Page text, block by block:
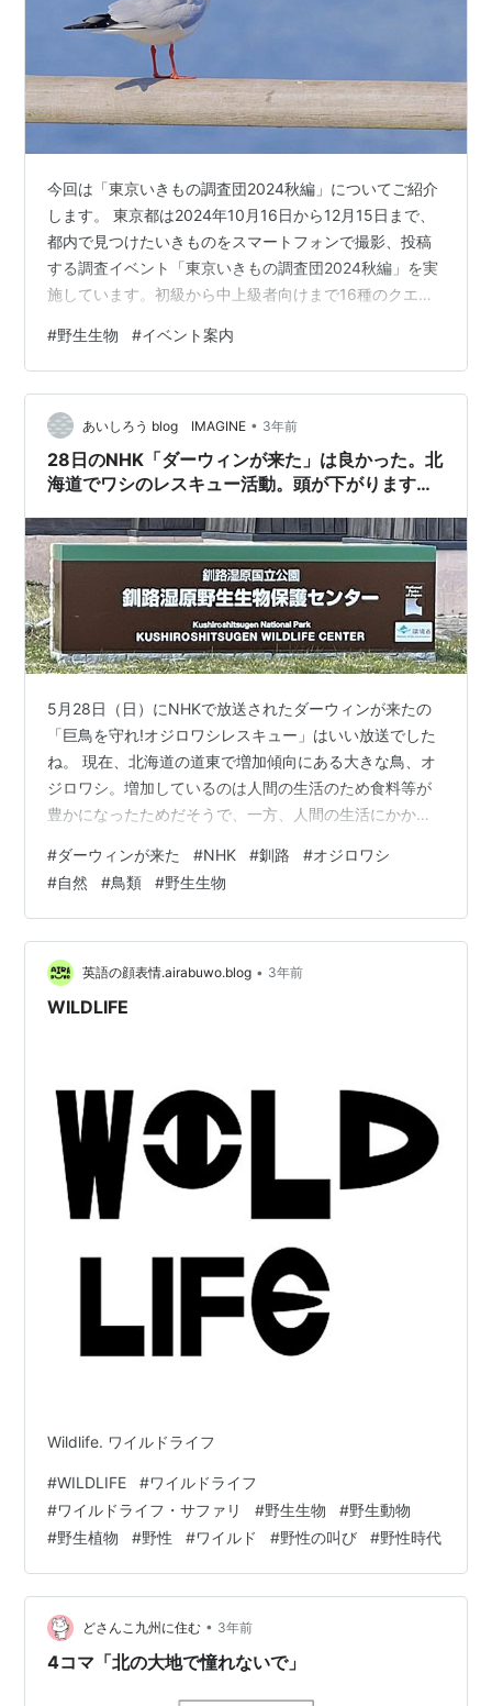
今回は「東京いきもの調査団2024秋編」についてご紹介
します。 東京都は2024年10月16日から12月15日まで、
都内で見つけたいきものをスマートフォンで撮影、投稿
する調査イベント「東京いきもの調査団2024秋編」を実
施しています。初級から中上級者向けまで16種のクエス
れます。 【東京いきもの調査団とは？】 この調査団は、
とある重要な目的のために結成されました。 その目的と
は、東京の野生生物リスト（野生生物目録）をつくるこ
と！ 都内には、森、里山、都市公園、干潟、サンゴ礁な
ど いろいろな自然環境があり、多種多様な野生のいきも
のたちがくらしてい…
#野生生物 #イベント案内
あいしろう blog IMAGINE • 3年前
28日のNHK「ダーウィンが来た」は良かった。北
海道でワシのレスキュー活動。頭が下がります。
5月28日（日）にNHKで放送されたダーウィンが来たの
「巨鳥を守れ!オジロワシレスキュー」はいい放送でした
ね。 現在、北海道の道東で増加傾向にある大きな鳥、オ
ジロワシ。増加しているのは人間の生活のため食料等が
豊かになったためだそうで、一方、人間の生活にかかわ
シを救うため、事故を防止するために活動している獣医
師などの人々がいます。今回の放送ではその活動を紹介
していました。 浜辺で羽根が折れたワシの救助、折れた
くちばしを歯科医の協力を得て人工のくちばしを取り付
ける治療、事故で死んだ鹿に群がって事故に合うワシが
いるため鹿を隠す方法の考案、道路や電柱の…
#ダーウィンが来た #NHK #釧路 #オジロワシ
#自然 #鳥類 #野生生物
英語の顔表情.airabuwo.blog • 3年前
WILDLIFE
Wildlife. ワイルドライフ
#WILDLIFE #ワイルドライフ
#ワイルドライフ・サファリ #野生生物 #野生動物
#野生植物 #野性 #ワイルド #野性の叫び #野性時代
どさんこ九州に住む • 3年前
4コマ「北の大地で憧れないで」